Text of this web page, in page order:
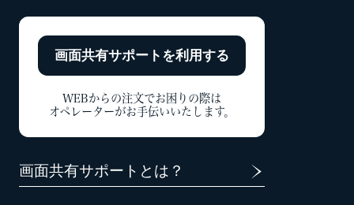
画面共有サポートを利用する
WEBからの注文でお困りの際は
オペレーターがお手伝いいたします。
画面共有サポートとは？